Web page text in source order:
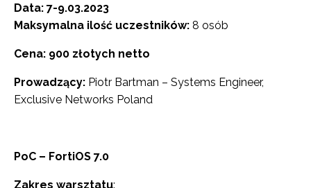
Data: 7-9.03.2023
Maksymalna ilość uczestników: 8 osób
Cena: 900 złotych netto
Prowadzący: Piotr Bartman – Systems Engineer,
Exclusive Networks Poland
PoC – FortiOS 7.0
Zakres warsztatu: